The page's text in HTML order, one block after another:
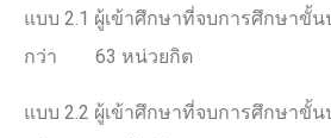
แบบ 2.1 ผู้เข้าศึกษาที่จบการศึกษาขั้
กว่า 63 หน่วยกิต
แบบ 2.2 ผู้เข้าศึกษาที่จบการศึกษาขั้